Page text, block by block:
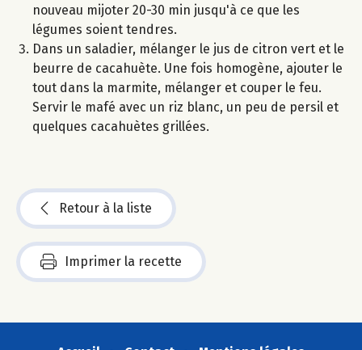
nouveau mijoter 20-30 min jusqu'à ce que les
légumes soient tendres.
Dans un saladier, mélanger le jus de citron vert et le
beurre de cacahuète. Une fois homogène, ajouter le
tout dans la marmite, mélanger et couper le feu.
Servir le mafé avec un riz blanc, un peu de persil et
quelques cacahuètes grillées.
Retour à la liste
Imprimer la recette